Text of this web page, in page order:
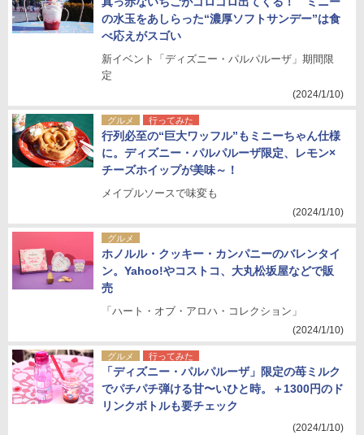
の水玉をあしらった“濃厚ソフトサンデー”は食
べ応えがスゴい
新イベント「ディズニー・パルパルーザ」期間限
定
(2024/1/10)
グルメ 行ってみた
行列必至の“巨大ワッフル”もミニーちゃん仕様
に。ディズニー・パルパルーザ限定、レモン×
チーズホイップが美味～！
メイプルソースで味変も
(2024/1/10)
グルメ
ホノルル・クッキー・カンパニーのバレンタイ
ン。Yahoo!やコストコ、大丸松坂屋などで販
売
「ハート・オブ・アロハ・コレクション」
(2024/1/10)
グルメ 行ってみた
「ディズニー・パルパルーザ」限定の苺ミルク
でパチパチ弾ける甘〜いひと時。＋1300円のド
リンクボトルも要チェック
(2024/1/10)